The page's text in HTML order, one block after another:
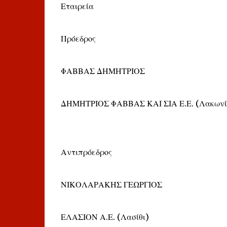
Εταιρεία
Πρόεδρος
ΦΑΒΒΑΣ ΔΗΜΗΤΡΙΟΣ
ΔΗΜΗΤΡΙΟΣ ΦΑΒΒΑΣ ΚΑΙ ΣΙΑ Ε.Ε.
Αντιπρόεδρος
ΝΙΚΟΛΑΡΑΚΗΣ ΓΕΩΡΓΙΟΣ
ΕΛΑΣΙΟΝ Α.Ε. (Λασίθι)